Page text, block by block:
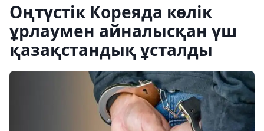
Оңтүстік Кореяда көлік
ұрлаумен айналысқан үш
қазақстандық ұсталды